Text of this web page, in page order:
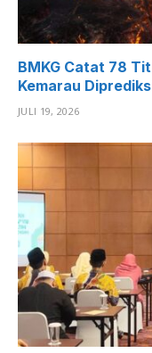
BMKG Catat 78
Kemarau
JULI 19, 2026